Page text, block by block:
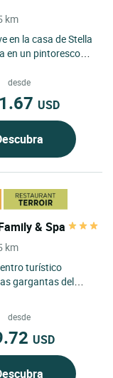
km
en la casa de Stella
en un pintoresco
desde
USD
& Spa
km
turístico
gargantas del
desde
USD